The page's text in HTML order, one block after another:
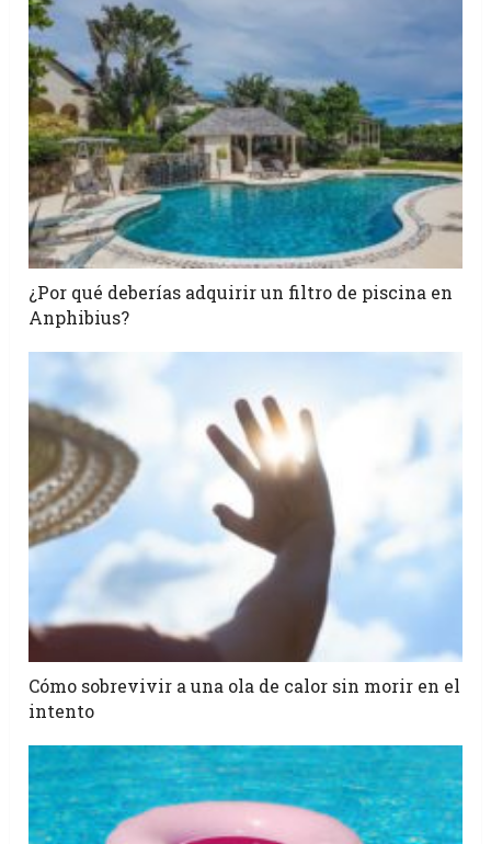
¿Por qué deberías adquirir un filtro de piscina en
Anphibius?
Cómo sobrevivir a una ola de calor sin morir en el
intento